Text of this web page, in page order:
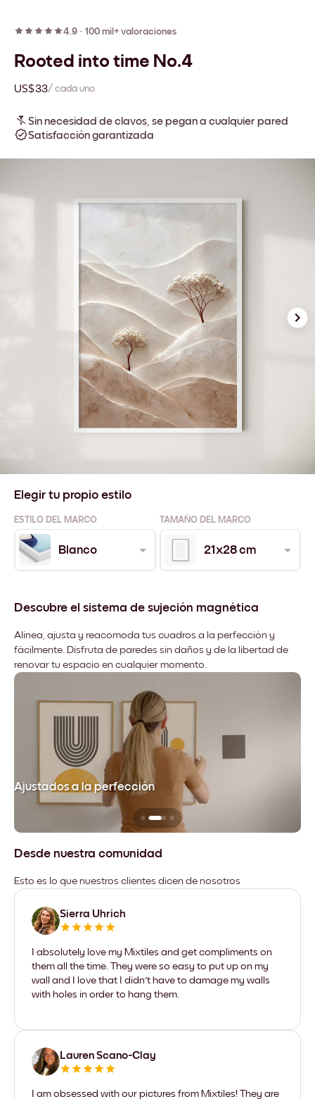
4.9 · 100 mil+ valoraciones
Rooted into time No.4
US$33/ cada uno
Sin necesidad de clavos, se pegan a cualquier pared
Satisfacción garantizada
Elegir tu propio estilo
ESTILO DEL MARCO TAMAÑO DEL MARCO
Blanco 21x28 cm
Descubre el sistema de sujeción magnética
Alinea, ajusta y reacomoda tus cuadros a la perfección y
fácilmente. Disfruta de paredes sin daños y de la libertad de
renovar tu espacio en cualquier momento.
Ajustados a la perfección
Desde nuestra comunidad
Esto es lo que nuestros clientes dicen de nosotros
Sierra Uhrich
I absolutely love my Mixtiles and get compliments on
them all the time. They were so easy to put up on my
wall and I love that I didn't have to damage my walls
with holes in order to hang them.
Lauren Scano-Clay
I am obsessed with our pictures from Mixtiles! They are